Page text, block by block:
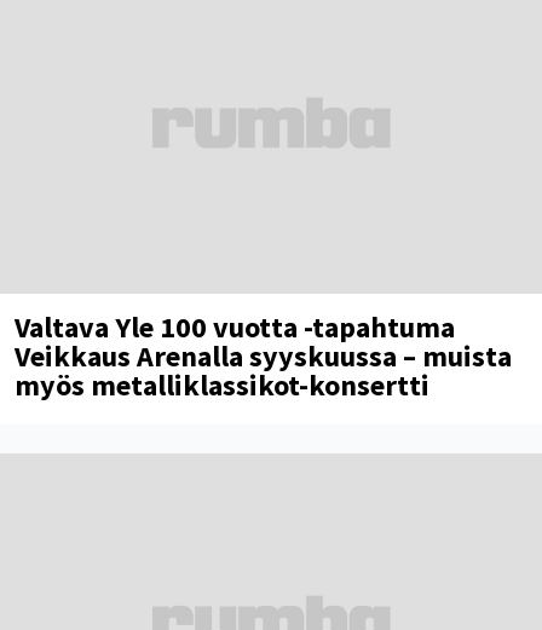
Valtava Yle 100 vuotta -tapahtuma
Veikkaus Arenalla syyskuussa – muista
myös metalliklassikot-konsertti